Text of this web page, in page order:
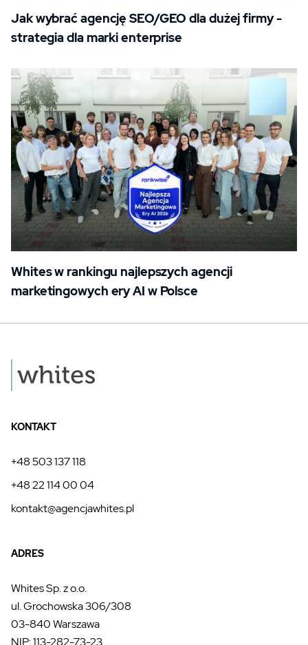
Jak wybrać agencję SEO/GEO dla dużej firmy -
strategia dla marki enterprise
Whites w rankingu najlepszych agencji
marketingowych ery AI w Polsce
KONTAKT
+48 503 137 118
+48 22 114 00 04
kontakt@agencjawhites.pl
ADRES
Whites Sp. z o.o.
ul. Grochowska 306/308
03-840 Warszawa
NIP: 113-282-73-23